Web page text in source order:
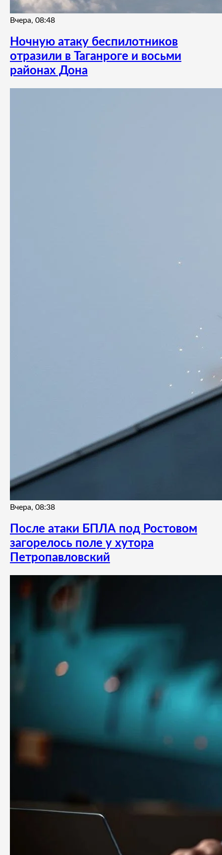
Вчера, 08:48
Ночную атаку беспилотников
отразили в Таганроге и восьми
районах Дона
Вчера, 08:38
После атаки БПЛА под Ростовом
загорелось поле у хутора
Петропавловский